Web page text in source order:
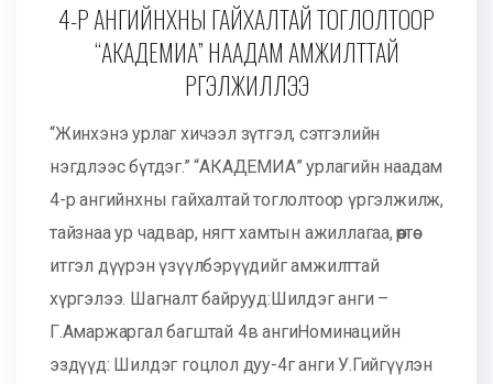
4-Р АНГИЙНХНЫ ГАЙХАЛТАЙ ТОГЛОЛТООР
“АКАДЕМИА” НААДАМ АМЖИЛТТАЙ
ҮРГЭЛЖИЛЛЭЭ
“Жинхэнэ урлаг хичээл зүтгэл, сэтгэлийн
нэгдлээс бүтдэг.” “АКАДЕМИА” урлагийн наадам
4-р ангийнхны гайхалтай тоглолтоор үргэлжилж,
тайзнаа ур чадвар, нягт хамтын ажиллагаа, өөртөө
итгэл дүүрэн үзүүлбэрүүдийг амжилттай
хүргэлээ. Шагналт байрууд:Шилдэг анги –
Г.Амаржаргал багштай 4в ангиНоминацийн
эздүүд: Шилдэг гоцлол дуу-4г анги У.Гийгүүлэн